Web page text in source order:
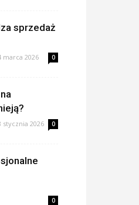
sprzedaż
marca 2026 0
stycznia 2026 0
0